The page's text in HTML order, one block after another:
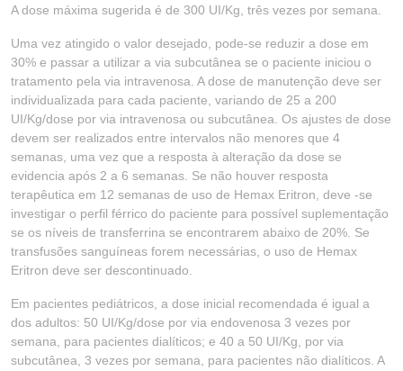
A dose máxima sugerida é de 300 UI/Kg, três vezes por semana.
Uma vez atingido o valor desejado, pode-se reduzir a dose em
30% e passar a utilizar a via subcutânea se o paciente iniciou o
tratamento pela via intravenosa. A dose de manutenção deve ser
individualizada para cada paciente, variando de 25 a 200
UI/Kg/dose por via intravenosa ou subcutânea. Os ajustes de dose
devem ser realizados entre intervalos não menores que 4
semanas, uma vez que a resposta à alteração da dose se
evidencia após 2 a 6 semanas. Se não houver resposta
terapêutica em 12 semanas de uso de Hemax Eritron, deve -se
investigar o perfil férrico do paciente para possível suplementação
se os níveis de transferrina se encontrarem abaixo de 20%. Se
transfusões sanguíneas forem necessárias, o uso de Hemax
Eritron deve ser descontinuado.
Em pacientes pediátricos, a dose inicial recomendada é igual a
dos adultos: 50 UI/Kg/dose por via endovenosa 3 vezes por
semana, para pacientes dialíticos; e 40 a 50 UI/Kg, por via
subcutânea, 3 vezes por semana, para pacientes não dialíticos. A